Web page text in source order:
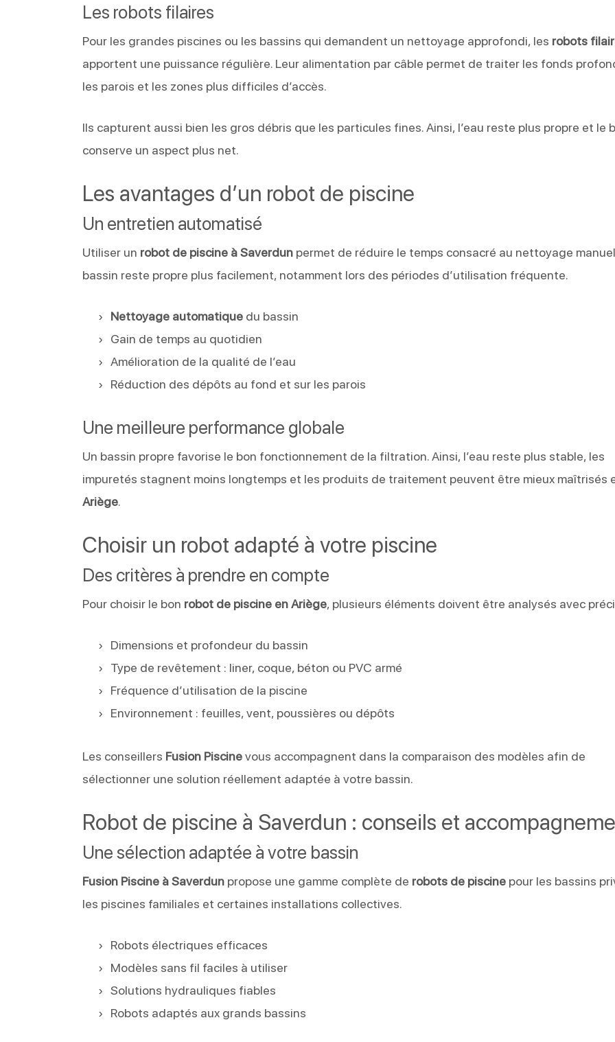
Les robots filaires
Pour les grandes piscines ou les bassins qui demandent un nettoyage approfondi, les robots
apportent une puissance régulière. Leur alimentation par câble permet de traiter les fonds
les parois et les zones plus difficiles d’accès.
Ils capturent aussi bien les gros débris que les particules fines. Ainsi, l’eau reste plus propre et le
conserve un aspect plus net.
Les avantages d’un robot de piscine
Un entretien automatisé
Utiliser un robot de piscine à Saverdun permet de réduire le temps consacré au nettoyage
bassin reste propre plus facilement, notamment lors des périodes d’utilisation fréquente.
Nettoyage automatique du bassin
Gain de temps au quotidien
Amélioration de la qualité de l’eau
Réduction des dépôts au fond et sur les parois
Une meilleure performance globale
Un bassin propre favorise le bon fonctionnement de la filtration. Ainsi, l’eau reste plus stable, les
impuretés stagnent moins longtemps et les produits de traitement peuvent être mieux maîtrisés
Ariège.
Choisir un robot adapté à votre piscine
Des critères à prendre en compte
Pour choisir le bon robot de piscine en Ariège, plusieurs éléments doivent être analysés avec
Dimensions et profondeur du bassin
Type de revêtement : liner, coque, béton ou PVC armé
Fréquence d’utilisation de la piscine
Environnement : feuilles, vent, poussières ou dépôts
Les conseillers Fusion Piscinevous accompagnent dans la comparaison des modèles afin de
sélectionner une solution réellement adaptée à votre bassin.
Robot de piscine à Saverdun : conseils et
Une sélection adaptée à votre bassin
Fusion Piscine à Saverdun propose une gamme complète de robots de piscine pour les bassins
les piscines familiales et certaines installations collectives.
Robots électriques efficaces
Modèles sans fil faciles à utiliser
Solutions hydrauliques fiables
Robots adaptés aux grands bassins